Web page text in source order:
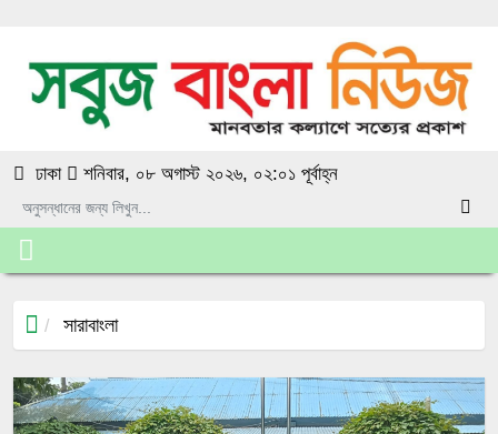
ঢাকা শনিবার, ০৮ অগাস্ট ২০২৬, ০২:০১ পূর্বাহ্ন
সারাবাংলা